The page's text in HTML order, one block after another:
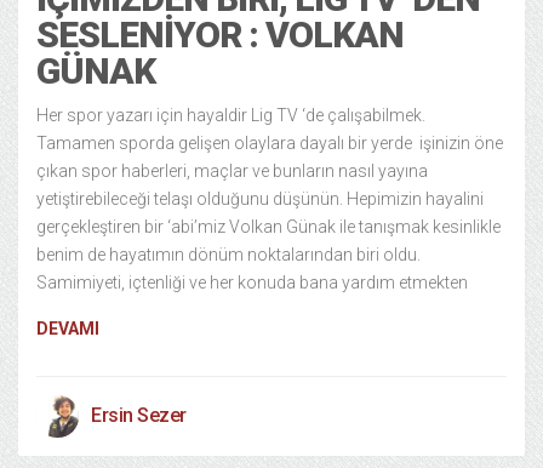
SESLENIYOR : VOLKAN
GÜNAK
Her spor yazarı için hayaldir Lig TV ‘de çalışabilmek.
Tamamen sporda gelişen olaylara dayalı bir yerde işinizin öne
çıkan spor haberleri, maçlar ve bunların nasıl yayına
yetiştirebileceği telaşı olduğunu düşünün. Hepimizin hayalini
gerçekleştiren bir ‘abi’miz Volkan Günak ile tanışmak kesinlikle
benim de hayatımın dönüm noktalarından biri oldu.
Samimiyeti, içtenliği ve her konuda bana yardım etmekten
DEVAMI
Ersin Sezer